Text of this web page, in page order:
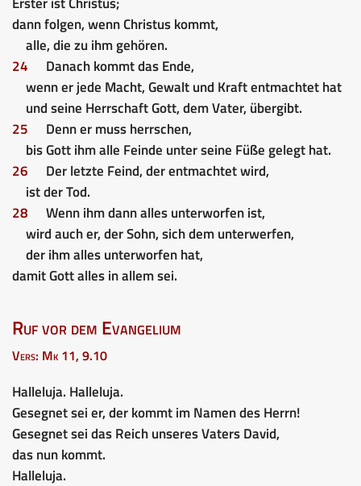
dann folgen, wenn Christus kommt,
alle, die zu ihm gehören.
24
Danach kommt das Ende,
wenn er jede Macht, Gewalt und Kraft entmachtet hat
und seine Herrschaft Gott, dem Vater, übergibt.
25
Denn er muss herrschen,
bis Gott ihm alle Feinde unter seine Füße gelegt hat.
26
Der letzte Feind, der entmachtet wird,
ist der Tod.
28
Wenn ihm dann alles unterworfen ist,
wird auch er, der Sohn, sich dem unterwerfen,
der ihm alles unterworfen hat,
damit Gott alles in allem sei.
Ruf vor dem Evangelium
Vers: Mk 11, 9.10
Halleluja. Halleluja.
Gesegnet sei er, der kommt im Namen des Herrn!
Gesegnet sei das Reich unseres Vaters David,
das nun kommt.
Halleluja.